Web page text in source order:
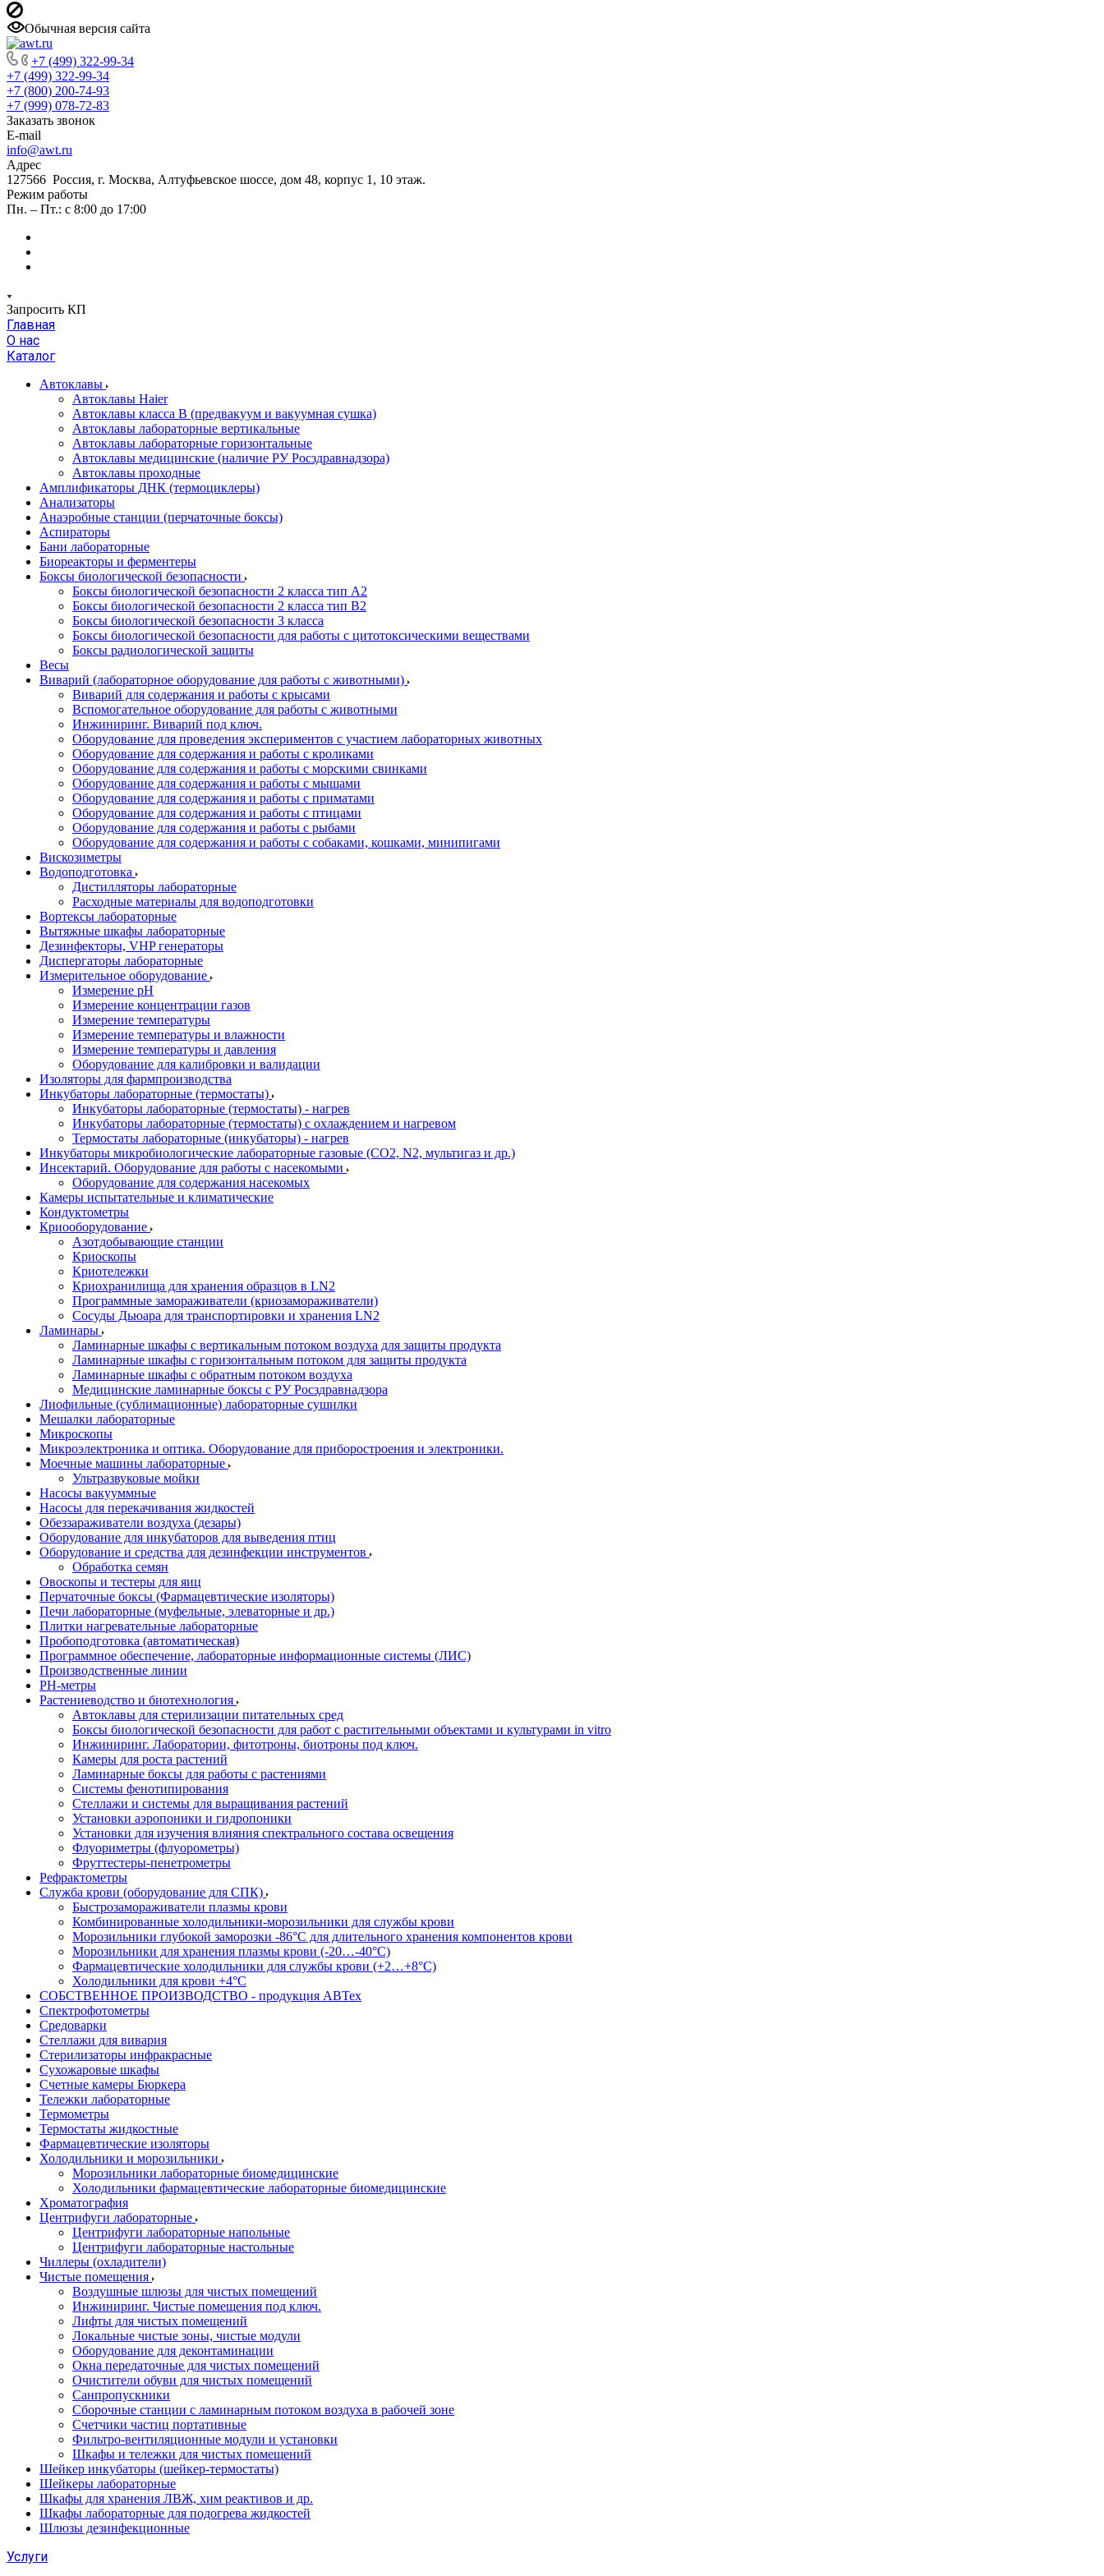
Обычная версия сайта
+7 (499) 322-99-34
+7 (499) 322-99-34
+7 (800) 200-74-93
+7 (999) 078-72-83
Заказать звонок
E-mail
info@awt.ru
Адрес
127566 Россия, г. Москва, Алтуфьевское шоссе, дом 48, корпус 1, 10 этаж.
Режим работы
Пн. – Пт.: с 8:00 до 17:00
Запросить КП
Главная
О нас
Каталог
Автоклавы
Автоклавы Haier
Автоклавы класса B (предвакуум и вакуумная сушка)
Автоклавы лабораторные вертикальные
Автоклавы лабораторные горизонтальные
Автоклавы медицинские (наличие РУ Росздравнадзора)
Автоклавы проходные
Амплификаторы ДНК (термоциклеры)
Анализаторы
Анаэробные станции (перчаточные боксы)
Аспираторы
Бани лабораторные
Биореакторы и ферментеры
Боксы биологической безопасности
Боксы биологической безопасности 2 класса тип A2
Боксы биологической безопасности 2 класса тип B2
Боксы биологической безопасности 3 класса
Боксы биологической безопасности для работы с цитотоксическими веществами
Боксы радиологической защиты
Весы
Виварий (лабораторное оборудование для работы с животными)
Виварий для содержания и работы с крысами
Вспомогательное оборудование для работы с животными
Инжиниринг. Виварий под ключ.
Оборудование для проведения экспериментов с участием лабораторных животных
Оборудование для содержания и работы с кроликами
Оборудование для содержания и работы с морскими свинками
Оборудование для содержания и работы с мышами
Оборудование для содержания и работы с приматами
Оборудование для содержания и работы с птицами
Оборудование для содержания и работы с рыбами
Оборудование для содержания и работы с собаками, кошками, минипигами
Вискозиметры
Водоподготовка
Дистилляторы лабораторные
Расходные материалы для водоподготовки
Вортексы лабораторные
Вытяжные шкафы лабораторные
Дезинфекторы, VHP генераторы
Диспергаторы лабораторные
Измерительное оборудование
Измерение pH
Измерение концентрации газов
Измерение температуры
Измерение температуры и влажности
Измерение температуры и давления
Оборудование для калибровки и валидации
Изоляторы для фармпроизводства
Инкубаторы лабораторные (термостаты)
Инкубаторы лабораторные (термостаты) - нагрев
Инкубаторы лабораторные (термостаты) с охлаждением и нагревом
Термостаты лабораторные (инкубаторы) - нагрев
Инкубаторы микробиологические лабораторные газовые (CO2, N2, мультигаз и др.)
Инсектарий. Оборудование для работы с насекомыми
Оборудование для содержания насекомых
Камеры испытательные и климатические
Кондуктометры
Криооборудование
Азотдобывающие станции
Криоскопы
Криотележки
Криохранилища для хранения образцов в LN2
Программные замораживатели (криозамораживатели)
Сосуды Дьюара для транспортировки и хранения LN2
Ламинары
Ламинарные шкафы с вертикальным потоком воздуха для защиты продукта
Ламинарные шкафы с горизонтальным потоком для защиты продукта
Ламинарные шкафы с обратным потоком воздуха
Медицинские ламинарные боксы с РУ Росздравнадзора
Лиофильные (сублимационные) лабораторные сушилки
Мешалки лабораторные
Микроскопы
Микроэлектроника и оптика. Оборудование для приборостроения и электроники.
Моечные машины лабораторные
Ультразвуковые мойки
Насосы вакууммные
Насосы для перекачивания жидкостей
Обеззараживатели воздуха (дезары)
Оборудование для инкубаторов для выведения птиц
Оборудование и средства для дезинфекции инструментов
Обработка семян
Овоскопы и тестеры для яиц
Перчаточные боксы (Фармацевтические изоляторы)
Печи лабораторные (муфельные, элеваторные и др.)
Плитки нагревательные лабораторные
Пробоподготовка (автоматическая)
Программное обеспечение, лабораторные информационные системы (ЛИС)
Производственные линии
РH-метры
Растениеводство и биотехнология
Автоклавы для стерилизации питательных сред
Боксы биологической безопасности для работ с растительными объектами и культурами in vitro
Инжиниринг. Лаборатории, фитотроны, биотроны под ключ.
Камеры для роста растений
Ламинарные боксы для работы с растениями
Системы фенотипирования
Стеллажи и системы для выращивания растений
Установки аэропоники и гидропоники
Установки для изучения влияния спектрального состава освещения
Флуориметры (флуорометры)
Фруттестеры-пенетрометры
Рефрактометры
Служба крови (оборудование для СПК)
Быстрозамораживатели плазмы крови
Комбинированные холодильники-морозильники для службы крови
Морозильники глубокой заморозки -86°С для длительного хранения компонентов крови
Морозильники для хранения плазмы крови (-20…-40°С)
Фармацевтические холодильники для службы крови (+2…+8°С)
Холодильники для крови +4°С
СОБСТВЕННОЕ ПРОИЗВОДСТВО - продукция АВТех
Спектрофотометры
Средоварки
Стеллажи для вивария
Стерилизаторы инфракрасные
Сухожаровые шкафы
Счетные камеры Бюркера
Тележки лабораторные
Термометры
Термостаты жидкостные
Фармацевтические изоляторы
Холодильники и морозильники
Морозильники лабораторные биомедицинские
Холодильники фармацевтические лабораторные биомедицинские
Хроматография
Центрифуги лабораторные
Центрифуги лабораторные напольные
Центрифуги лабораторные настольные
Чиллеры (охладители)
Чистые помещения
Воздушные шлюзы для чистых помещений
Инжиниринг. Чистые помещения под ключ.
Лифты для чистых помещений
Локальные чистые зоны, чистые модули
Оборудование для деконтаминации
Окна передаточные для чистых помещений
Очистители обуви для чистых помещений
Санпропускники
Сборочные станции с ламинарным потоком воздуха в рабочей зоне
Счетчики частиц портативные
Фильтро-вентиляционные модули и установки
Шкафы и тележки для чистых помещений
Шейкер инкубаторы (шейкер-термостаты)
Шейкеры лабораторные
Шкафы для хранения ЛВЖ, хим реактивов и др.
Шкафы лабораторные для подогрева жидкостей
Шлюзы дезинфекционные
Услуги